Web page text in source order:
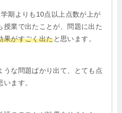
学期よりも10点以上点数が上が
授業で出たことが、問題に出た
果がすごく出たと思います。
うな問題ばかり出て、とても点
ます。